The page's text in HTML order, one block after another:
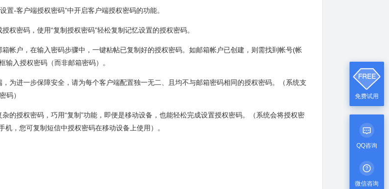
置-客户端授权密码”中开启客户端授权密码的功能。
权密码，使用“复制授权密码”轻松复制记忆设置的授权密码。
帐户，在输入密码步骤中，一键粘帖已复制好的授权密码。如邮箱帐户已创建，则需找到帐号(帐
输入授权密码（而非邮箱密码）。
为进一步保障安全，请为每个客户端配置独一无二、且均不与邮箱密码相同的授权密码。（系统支
码）
的授权密码，巧用“复制”功能，即便是移动设备，也能轻松完成设置授权密码。（系统会将授权密
机，您可复制短信中授权密码在移动设备上使用）。
免费试用
QQ咨询
微信咨询